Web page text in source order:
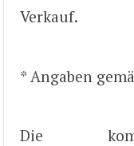
Verkauf.
* Angaben
Die